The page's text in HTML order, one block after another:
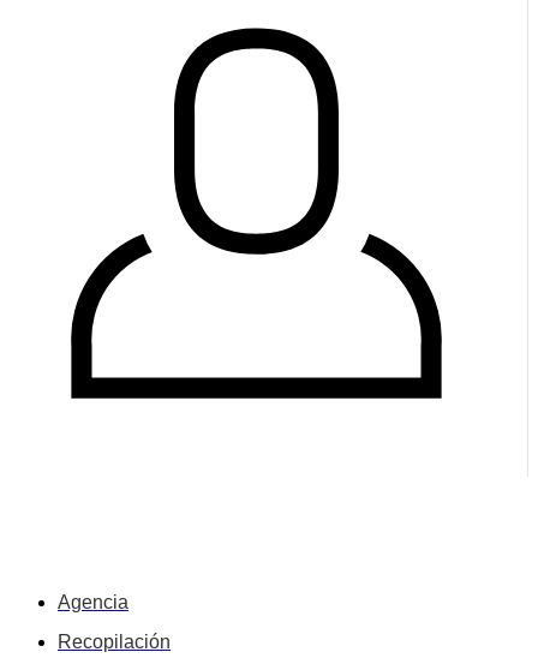
Agencia
Recopilación